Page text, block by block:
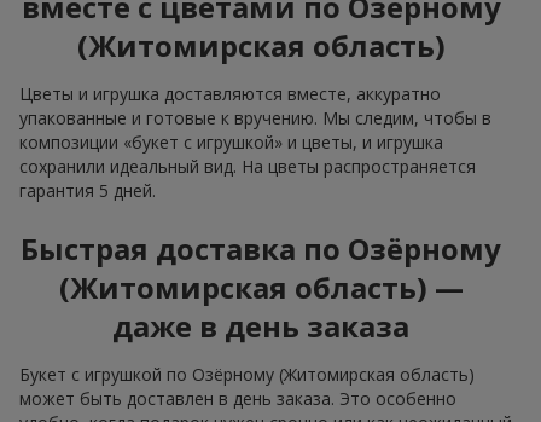
(Житомирская область)
Цветы и игрушка доставляются вместе, аккуратно
упакованные и готовые к вручению. Мы следим, чтобы в
композиции «букет с игрушкой» и цветы, и игрушка
сохранили идеальный вид. На цветы распространяется
гарантия 5 дней.
Быстрая доставка по Озёрному
(Житомирская область) —
даже в день заказа
Букет с игрушкой по Озёрному (Житомирская область)
может быть доставлен в день заказа. Это особенно